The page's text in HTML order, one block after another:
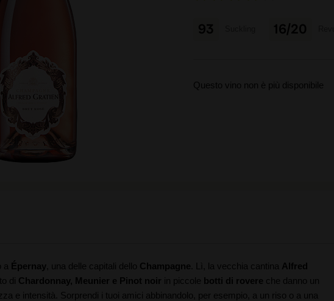
93 16/20
Questo vino non è più disponibile
a Épernay , una delle capitali dello Champagne . Lì, la vecchia cantina Alfred
di Chardonnay, Meunier e Pinot noir in piccole botti di rovere che danno un
e intensità. Sorprendi i tuoi amici abbinandolo, per esempio, a un riso o a una